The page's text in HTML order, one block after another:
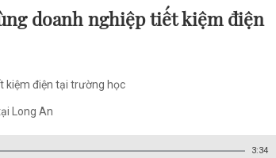
doanh nghiệp tiết kiệm điện
kiệm điện tại trường học
Long An
3:34